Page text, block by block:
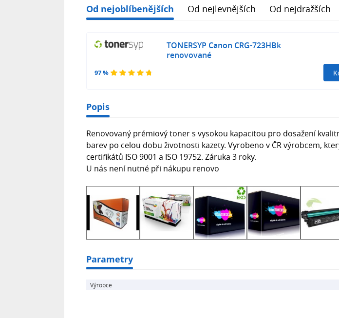
Od nejoblíbenějších Od nejlevnějších Od nejdražších
97 %
TONERSYP Canon CRG-723HBk
renovované
Popis
Renovovaný prémiový toner s vysokou kapacitou pro dosažení
barev po celou dobu životnosti kazety. Vyrobeno v ČR výrobcem,
certifikátů ISO 9001 a ISO 19752. Záruka 3 roky.
U nás není nutné při nákupu renovo
Parametry
Výrobce